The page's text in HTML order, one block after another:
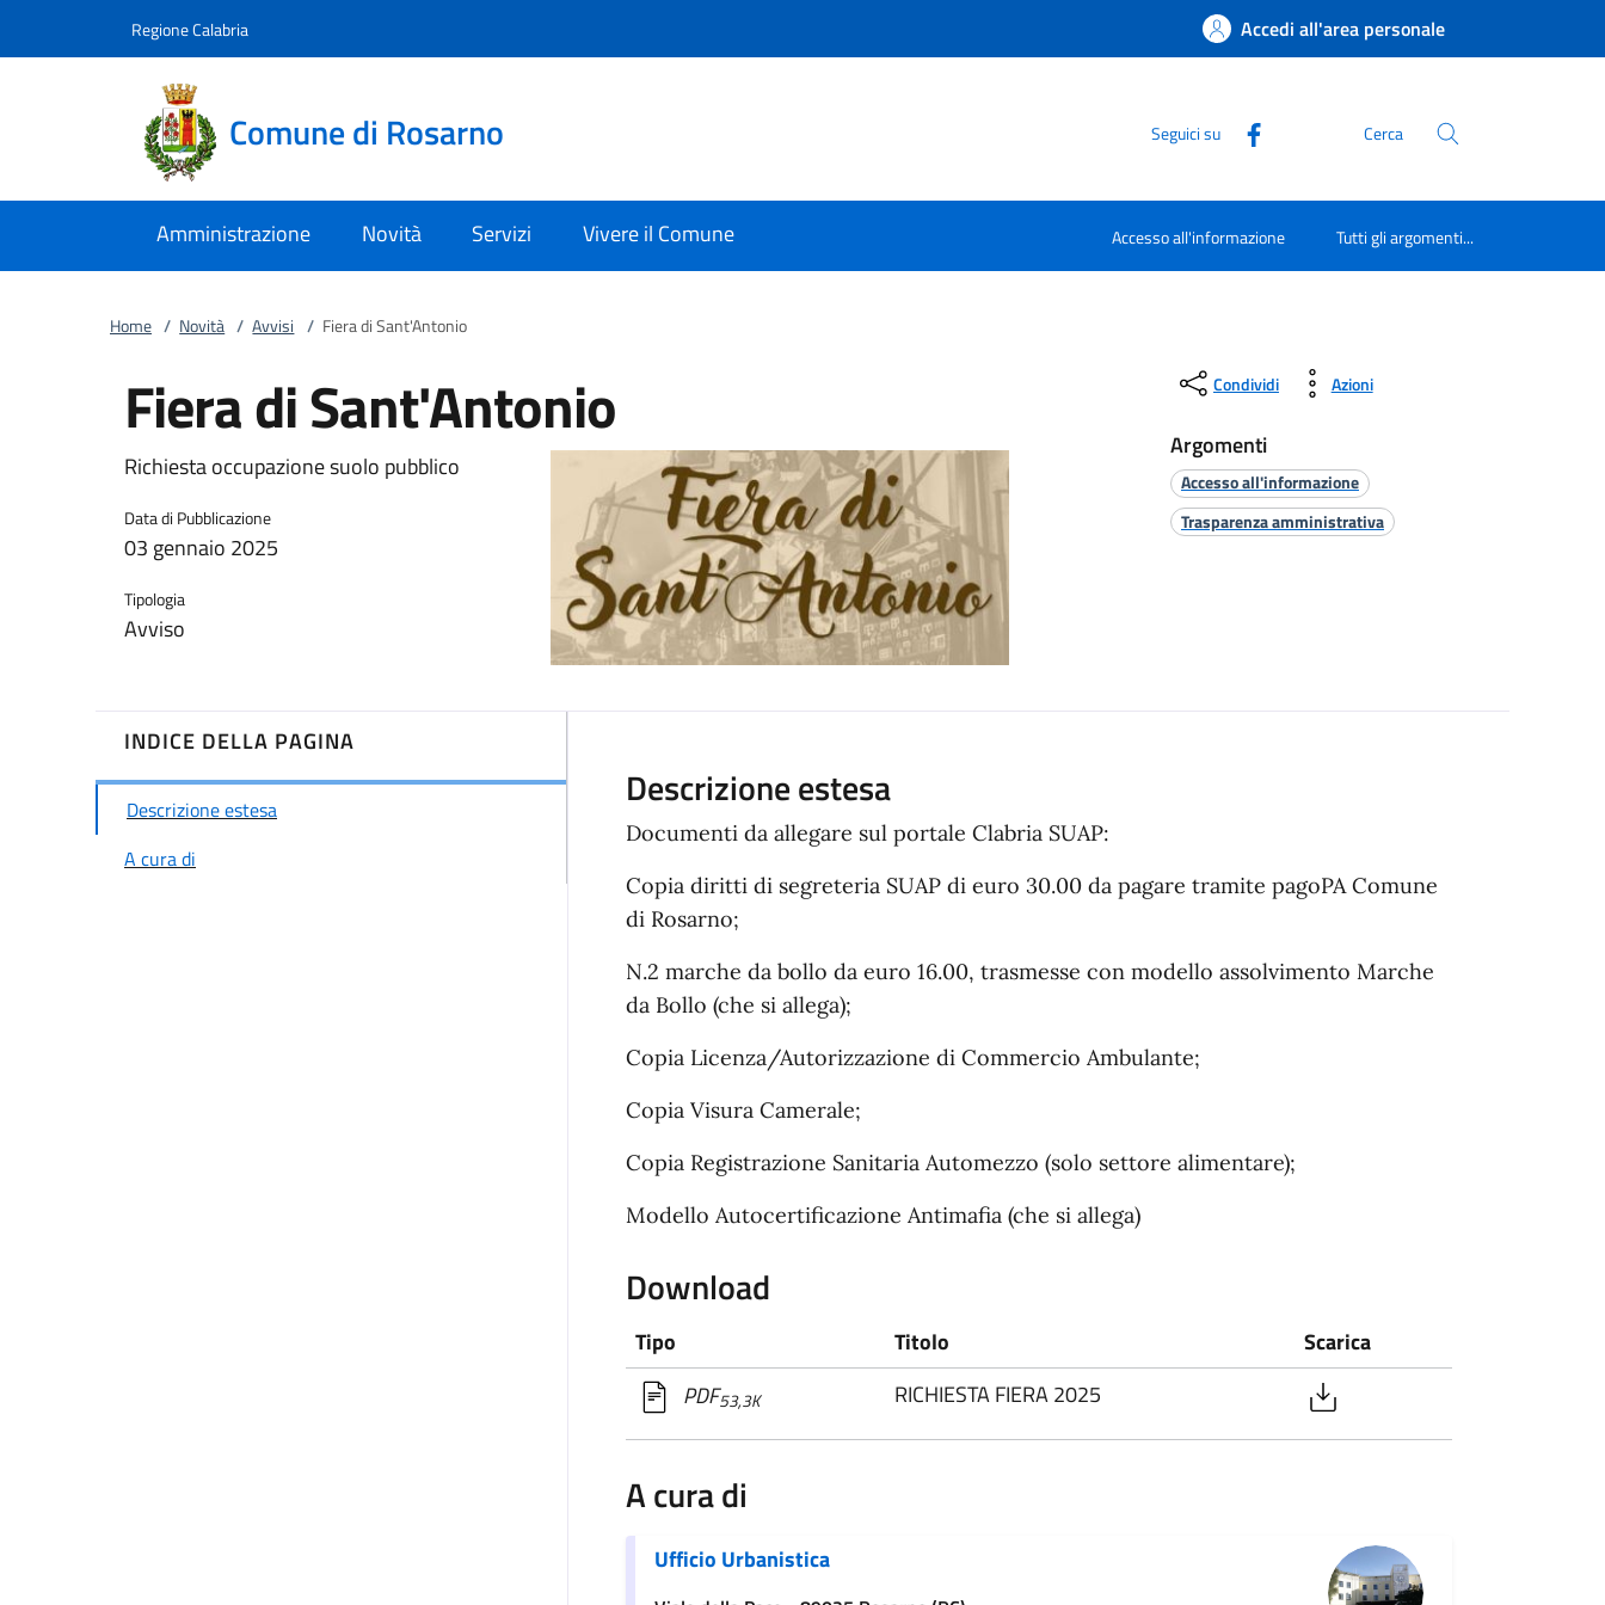
Regione Calabria Accedi all'area personale
Comune di Rosarno Seguici su Cerca
Amministrazione Novità Servizi Vivere il Comune Accesso all'informazione Tutti gli argomenti...
Home / Novità / Avvisi / Fiera di Sant'Antonio
Fiera di Sant'Antonio
Richiesta occupazione suolo pubblico
Data di Pubblicazione
03 gennaio 2025
Tipologia
Avviso
Condividi Azioni
Argomenti
Accesso all'informazione
Trasparenza amministrativa
INDICE DELLA PAGINA
Descrizione estesa
A cura di
Descrizione estesa
Documenti da allegare sul portale Clabria SUAP:
Copia diritti di segreteria SUAP di euro 30.00 da pagare tramite pagoPA Comune
di Rosarno;
N.2 marche da bollo da euro 16.00, trasmesse con modello assolvimento Marche
da Bollo (che si allega);
Copia Licenza/Autorizzazione di Commercio Ambulante;
Copia Visura Camerale;
Copia Registrazione Sanitaria Automezzo (solo settore alimentare);
Modello Autocertificazione Antimafia (che si allega)
Download
Tipo Titolo
Scarica
PDF53,3K RICHIESTA FIERA 2025
A cura di
Ufficio Urbanistica